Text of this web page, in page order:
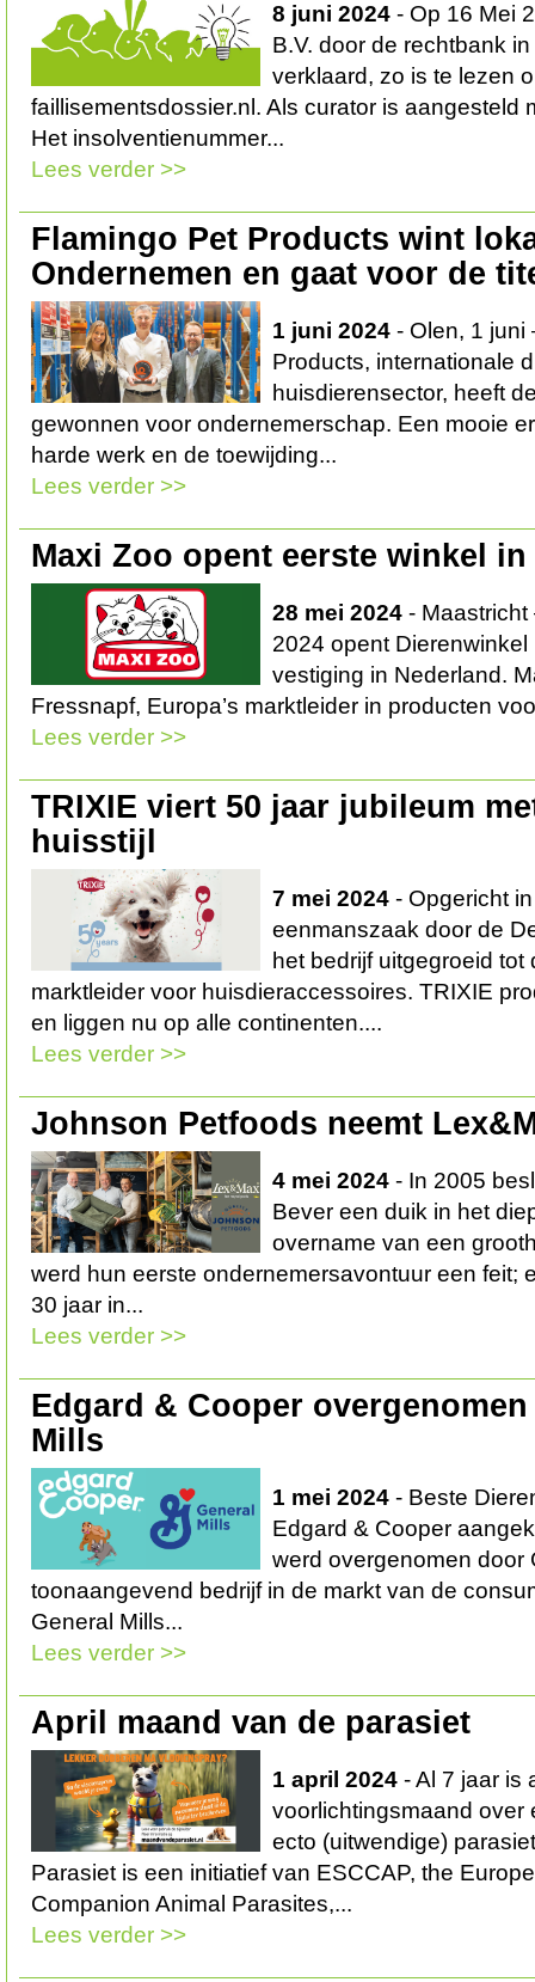
8 juni 2024 - Op 16 Mei
B.V. door de rechtbank
verklaard, zo is te lezen
faillisementsdossier.nl. Als curator is aangesteld
Het insolventienummer...
Lees verder >>
Flamingo Pet Products wint
Ondernemen en gaat voor de
1 juni 2024 - Olen, 1 juni
Products, internationale
huisdierensector, heeft
gewonnen voor ondernemerschap. Een mooie
harde werk en de toewijding...
Lees verder >>
Maxi Zoo opent eerste winkel
28 mei 2024 -
2024 opent
vestiging in Nederland.
Fressnapf, Europa’s marktleider in producten
Lees verder >>
TRIXIE viert 50 jaar jubileum
huisstijl
7 mei 2024 - Opgericht
eenmanszaak door de
het bedrijf uitgegroeid tot
marktleider voor huisdieraccessoires. TRIXIE
en liggen nu op alle continenten....
Lees verder >>
Johnson Petfoods neemt
4 mei 2024 - In 2005
Bever een duik in het
overname van een
werd hun eerste ondernemersavontuur een feit;
30 jaar in...
Lees verder >>
Edgard & Cooper
Mills
1 mei 2024 - Beste
Edgard & Cooper
werd overgenomen door
toonaangevend bedrijf in de markt van de
General Mills...
Lees verder >>
April maand van de parasiet
1 april 2024 - Al 7 jaar is
voorlichtingsmaand over
ecto (uitwendige)
Parasiet is een initiatief van ESCCAP, the
Companion Animal Parasites,...
Lees verder >>